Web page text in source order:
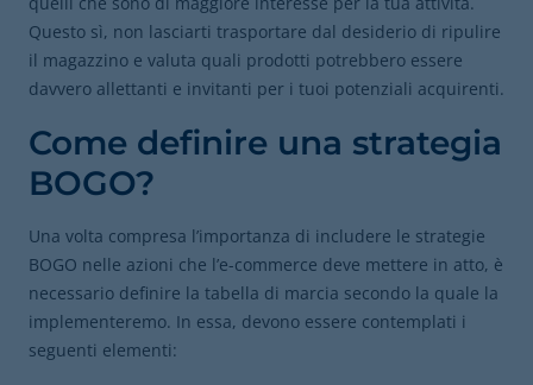
Questo sì, non lasciarti trasportare dal desiderio di ripulire
il magazzino e valuta quali prodotti potrebbero essere
davvero allettanti e invitanti per i tuoi potenziali acquirenti.
Come definire una strategia
BOGO?
Una volta compresa l’importanza di includere le strategie
BOGO nelle azioni che l’e-commerce deve mettere in atto, è
necessario definire la tabella di marcia secondo la quale la
implementeremo. In essa, devono essere contemplati i
seguenti elementi: